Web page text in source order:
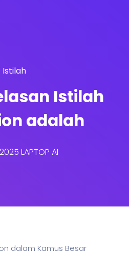
Istilah
Istilah
adalah
LAPTOP AI
dalam Kamus Besar